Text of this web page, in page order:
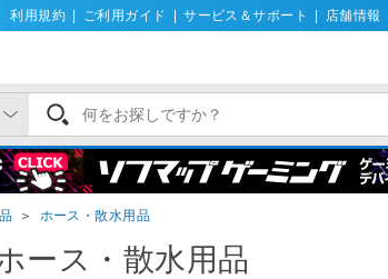
利用規約 ご利用ガイド サービス＆サポート 店舗情報
＞ ホース・散水用品
ース・散水用品